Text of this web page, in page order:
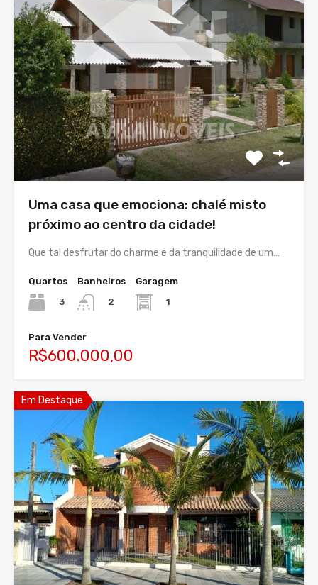
Uma casa que emociona: chalé misto
próximo ao centro da cidade!
Que tal desfrutar do charme e da tranquilidade de um…
Quartos
3
Banheiros
2
Garagem
1
Para Vender
R$600.000,00
Em Destaque